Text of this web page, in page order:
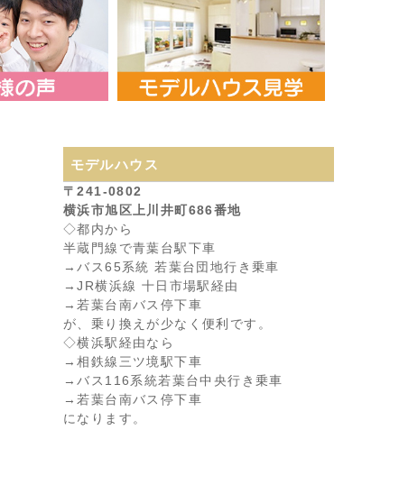
モデルハウス
〒241-0802
横浜市旭区上川井町686番地
◇都内から
半蔵門線で青葉台駅下車
→バス65系統 若葉台団地行き乗車
→JR横浜線 十日市場駅経由
→若葉台南バス停下車
が、乗り換えが少なく便利です。
◇横浜駅経由なら
→相鉄線三ツ境駅下車
→バス116系統若葉台中央行き乗車
→若葉台南バス停下車
になります。